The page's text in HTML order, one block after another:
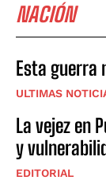
NACIÓN
Esta guerra
ULTIMAS
La vejez en
y
EDITORIAL